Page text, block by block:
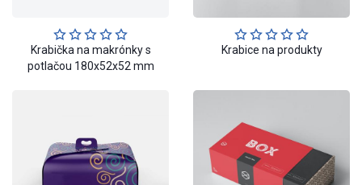
Krabička na makrónky s
potlačou 180x52x52 mm
Krabice na produkty